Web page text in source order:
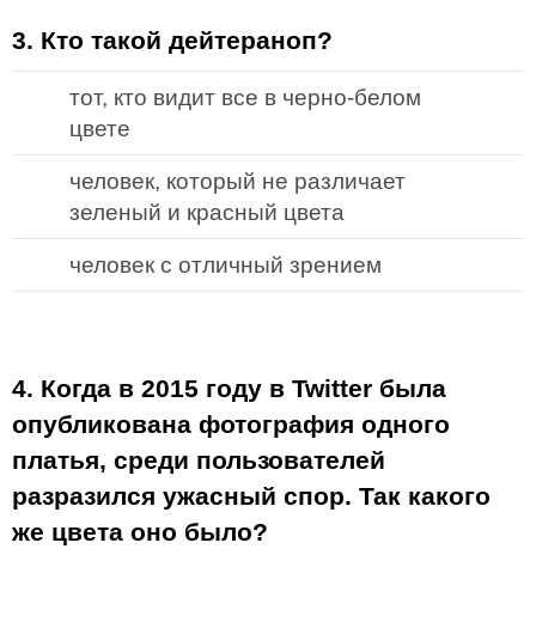
3. Кто такой дейтераноп?
тот, кто видит все в черно-белом
цвете
человек, который не различает
зеленый и красный цвета
человек с отличный зрением
4. Когда в 2015 году в Twitter была
опубликована фотография одного
платья, среди пользователей
разразился ужасный спор. Так какого
же цвета оно было?